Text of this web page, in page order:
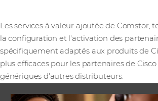
Les services à valeur ajoutée de Comstor,
la configuration et l'activation des
spécifiquement adaptés aux produits de
plus efficaces pour les partenaires de
génériques d'autres distributeurs.